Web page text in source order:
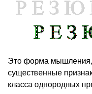
Это форма мышления,
существенные
класса однородных